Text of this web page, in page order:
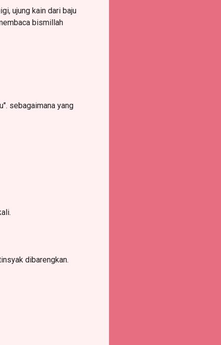
ujung kain dari baju
bismillah
sebagaimana yang
dibarengkan.